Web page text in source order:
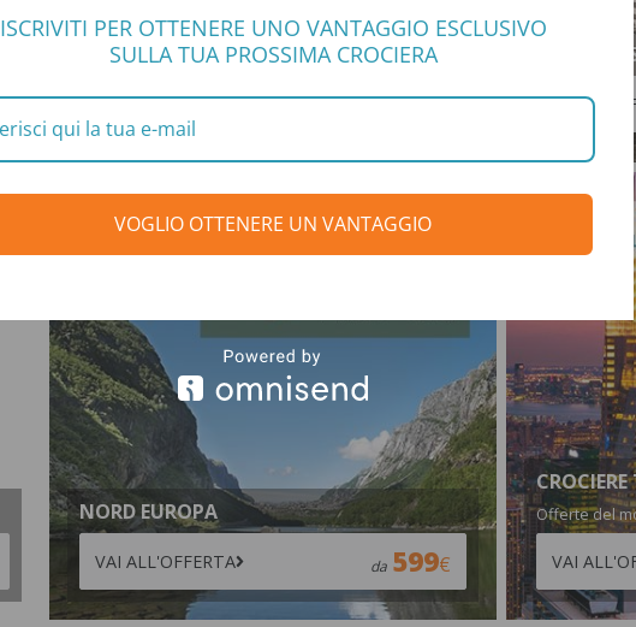
LAST MINUTE COSTA
Le migliori partenze in offerta
VAI ALL'OFFERTA 399
SCOPRI
VAI
NORD EUROPA
VAI ALL'OFFERTA da 599
Offerte del
VAI
ISCRIVITI PER OTTENERE UNO VANTAGGIO ESCLUSIVO
SULLA TUA PROSSIMA CROCIERA
VOGLIO OTTENERE UN VANTAGGIO